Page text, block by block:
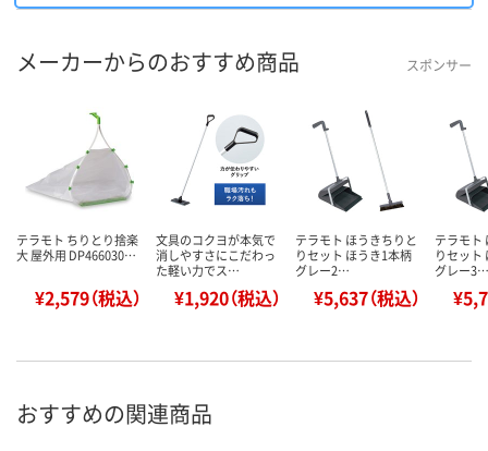
メーカーからのおすすめ商品 スポンサー
テラモト ちりとり捨楽
大 屋外用 DP466030…
¥2,579（税込）
文具のコクヨが本気で
消しやすさにこだわっ
た軽い力でス…
¥1,920（税込）
テラモト ほうきちりと
りセット ほうき1本柄
グレー2…
¥5,637（税込）
テラモト
りセット
グレー3…
おすすめの関連商品